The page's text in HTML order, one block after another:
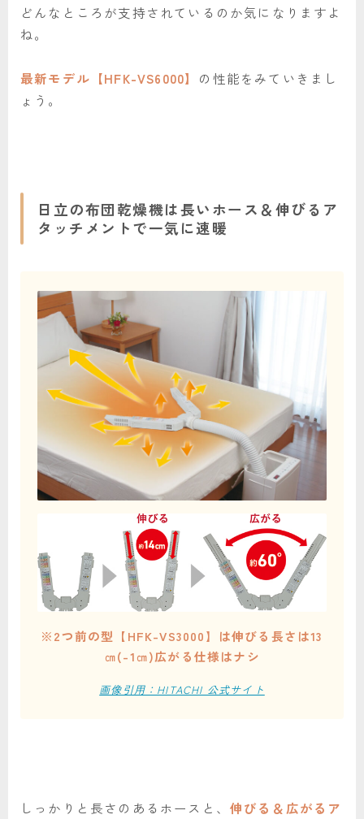
どんなところが支持されているのか気になりますよ
ね。
最新モデル【HFK-VS6000】 の性能をみていきまし
ょう。
日立の布団乾燥機は長いホース＆伸びるア
タッチメントで一気に速暖
※2つ前の型【HFK-VS3000】は伸びる長さは13
㎝(-1㎝)広がる仕様はナシ
画像引用：HITACHI 公式サイト
しっかりと長さのあるホースと、 伸びる＆広がるア